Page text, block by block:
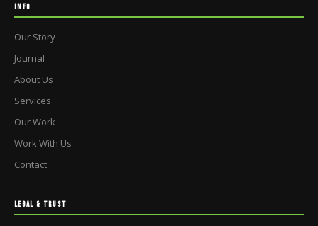
INFO
Our Story
Journal
About Us
Services
Our Work
Work With Us
Contact
LEGAL & TRUST